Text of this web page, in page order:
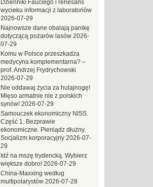
Dzienniki Fauciego i renesans
wycieku informacji z laboratoriów
2026-07-29
Najnowsze dane obalają panikę
dotyczącą pożarów lasów 2026-
07-29
Komu w Polsce przeszkadza
medycyna komplementarna? –
prof. Andrzej Frydrychowski
2026-07-29
Nie oddawaj życia za hulajnogę!
Mięso armatnie nie z polskich
synów! 2026-07-29
Samouczek ekonomiczny NISS.
Część 1. Bezprawie
ekonomiczne. Pieniądz dłużny.
Socjalizm korporacyjny 2026-07-
29
Idź na mszę trydencką. Wybierz
większe dobro! 2026-07-29
China-Maxxing według
multipolarystów 2026-07-28